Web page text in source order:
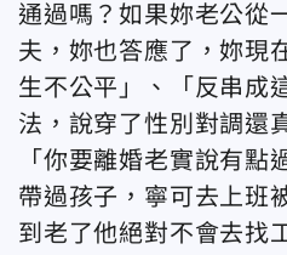
通過嗎？如果妳老公從
夫，妳也答應了，妳現
生不公平」、「反串成
法，說穿了性別對調還
「你要離婚老實說有點
帶過孩子，寧可去上班
到老了他絕對不會去找